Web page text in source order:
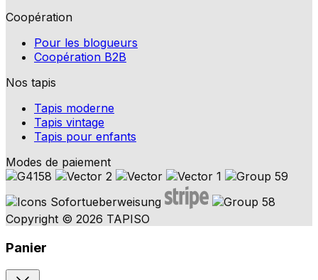
Coopération
Pour les blogueurs
Coopération B2B
Nos tapis
Tapis moderne
Tapis vintage
Tapis pour enfants
Modes de paiement
Copyright © 2026 TAPISO
Panier